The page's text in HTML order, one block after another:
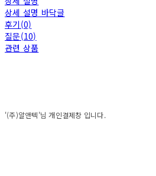
상세 설명 바닥글
후기(0)
질문(10)
관련 상품
'(주)알앤텍'님 개인결제창 입니다.